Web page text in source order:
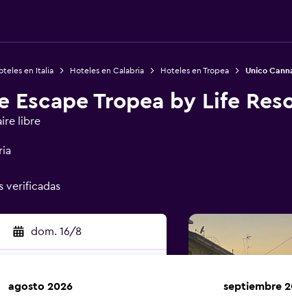
en Italia Hoteles en Calabria Hoteles en Tropea Unico
Escape Tropea by Life
libre
verificadas
dom. 16/8
agosto 2026 septiembre